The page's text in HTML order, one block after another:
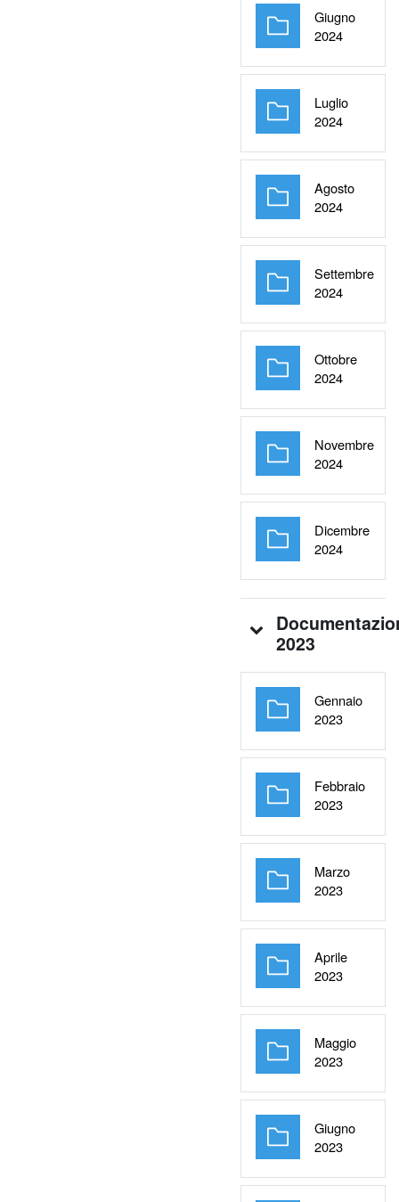
Giugno
2024Cartella
Luglio
2024Cartella
Agosto
2024Cartella
Settembre
2024Cartella
Ottobre
2024Cartella
Novembre
2024Cartella
Dicembre
2024Cartella
2023
Gennaio
2023Cartella
Febbraio
2023Cartella
Marzo
2023Cartella
Aprile
2023Cartella
Maggio
2023Cartella
Giugno
2023Cartella